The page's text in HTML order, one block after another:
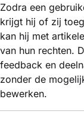
Zodra een
krijgt hij of zij
kan hij met
van hun rechten.
feedback en
zonder de
bewerken.